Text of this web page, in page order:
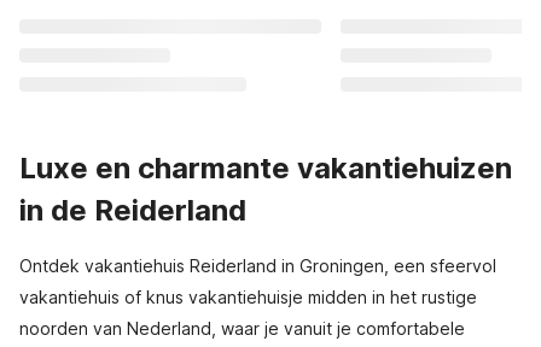
Luxe en charmante vakantiehuizen
in de Reiderland
Ontdek vakantiehuis Reiderland in Groningen, een sfeervol
vakantiehuis of knus vakantiehuisje midden in het rustige
noorden van Nederland, waar je vanuit je comfortabele